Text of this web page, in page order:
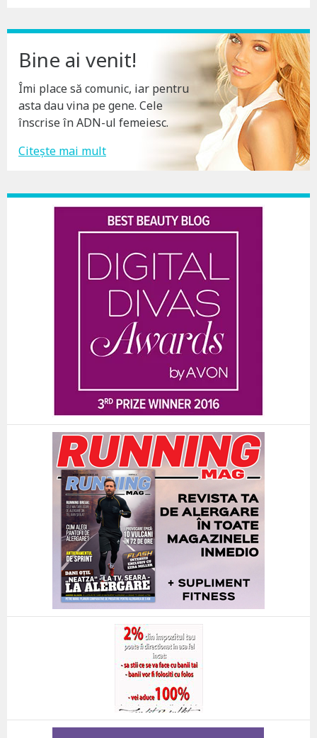
Bine ai venit!
Îmi place să comunic, iar pentru
asta dau vina pe gene. Cele
înscrise în ADN-ul femeiesc.
Citește mai mult